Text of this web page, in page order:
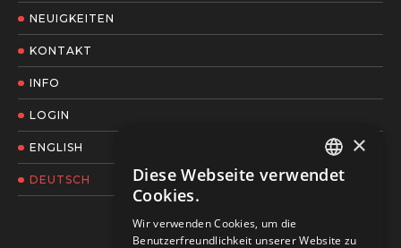
NEUIGKEITEN
KONTAKT
INFO
LOGIN
ENGLISH
DEUTSCH ENGLISH
×
Diese Webseite verwendet
Cookies.
Wir verwenden Cookies, um die
Benutzerfreundlichkeit unserer Website zu